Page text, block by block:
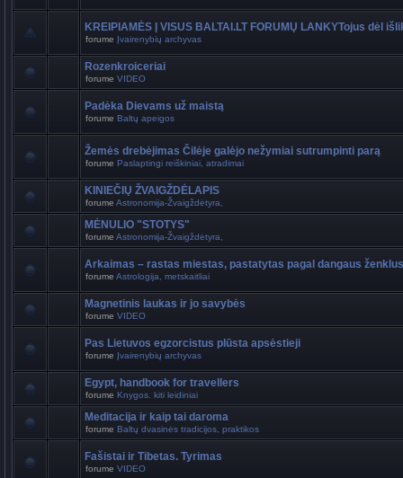
KREIPIAMĖS Į VISUS BALTAI.LT FORUMŲ LANKYTojus dėl
forume Įvairenybių archyvas
Rozenkroiceriai
forume VIDEO
Padėka Dievams už maistą
forume Baltų apeigos
Žemės drebėjimas Čilėje galėjo nežymiai sutrumpinti parą
forume Paslaptingi reiškiniai, atradimai
KINIEČIŲ ŽVAIGŽDĖLAPIS
forume Astronomija-Žvaigždėtyra,
MĖNULIO "STOTYS"
forume Astronomija-Žvaigždėtyra,
Arkaimas – rastas miestas, pastatytas pagal dangaus ženklus
forume Astrologija, metskaitliai
Magnetinis laukas ir jo savybės
forume VIDEO
Pas Lietuvos egzorcistus plūsta apsėstieji
forume Įvairenybių archyvas
Egypt, handbook for travellers
forume Knygos. kiti leidiniai
Meditacija ir kaip tai daroma
forume Baltų dvasinės tradicijos, praktikos
Fašistai ir Tibetas. Tyrimas
forume VIDEO